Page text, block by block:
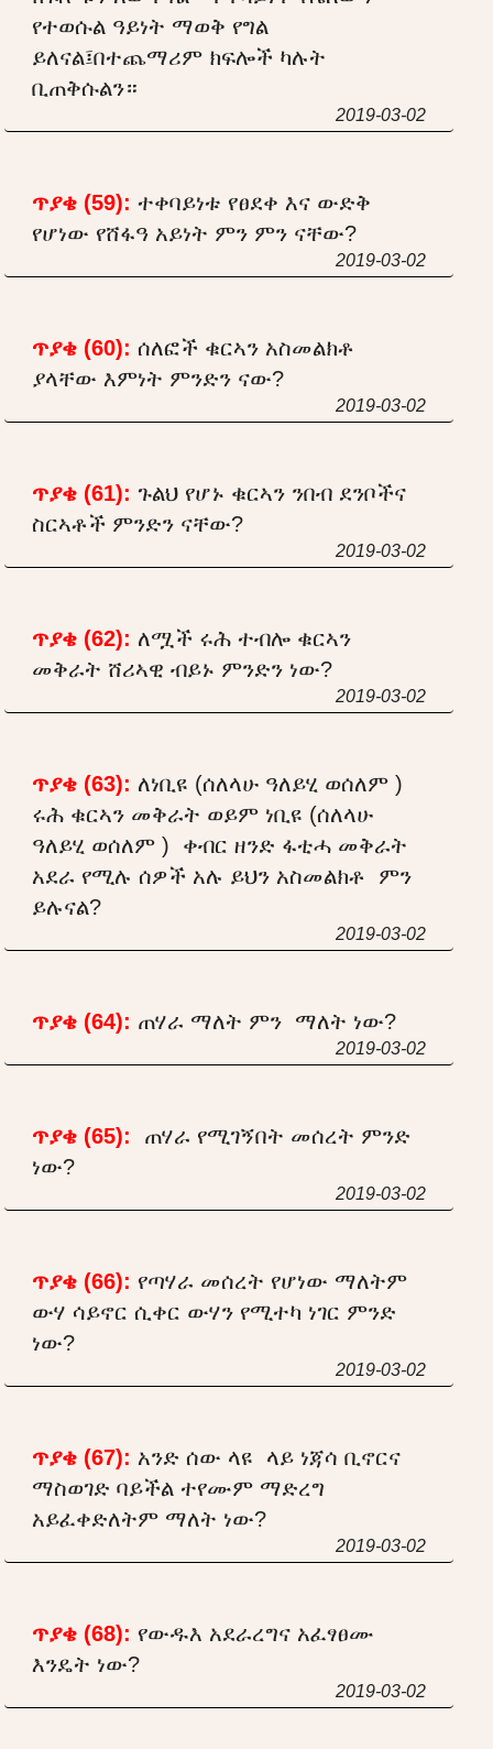
የተወሱል ዓይነት ማወቅ የግል
ይለናል፤በተጨማሪም ክፍሎች ካሉት
ቢጠቅሱልን።
2019-03-02
ጥያቄ (59): ተቀባይነቱ የፀደቀ እና ውድቅ
የሆነው የሸፋዓ አይነት ምን ምን ናቸው?
2019-03-02
ጥያቄ (60): ሰለፎች ቁርኣን አስመልክቶ
ያላቸው እምነት ምንድን ናው?
2019-03-02
ጥያቄ (61): ጉልህ የሆኑ ቁርኣን ንበብ ደንቦችና
ስርኣቶች ምንድን ናቸው?
2019-03-02
ጥያቄ (62): ለሟች ሩሕ ተብሎ ቁርኣን
መቅራት ሸሪኣዊ ብይኑ ምንድን ነው?
2019-03-02
ጥያቄ (63): ለነቢዩ (ሰለላሁ ዓለይሂ ወሰለም )
ሩሕ ቁርኣን መቅራት ወይም ነቢዩ (ሰለላሁ
ዓለይሂ ወሰለም ) ቀብር ዘንድ ፋቲሓ መቅራት
አደራ የሚሉ ሰዎች አሉ ይህን አስመልክቶ ምን
ይሉናል?
2019-03-02
ጥያቄ (64): ጠሃራ ማለት ምን ማለት ነው?
2019-03-02
ጥያቄ (65):
ጠሃራ የሚገኝበት መሰረት ምንድ
ነው?
2019-03-02
ጥያቄ (66): የጣሃራ መሰረት የሆነው ማለትም
ውሃ ሳይኖር ሲቀር ውሃን የሚተካ ነገር ምንድ
ነው?
2019-03-02
ጥያቄ (67): አንድ ሰው ላዩ ላይ ነጃሳ ቢኖርና
ማስወገድ ባይችል ተየሙም ማድረግ
አይፈቀድለትም ማለት ነው?
2019-03-02
ጥያቄ (68): የውዱእ አደራረግና አፈፃፀሙ
እንዴት ነው?
2019-03-02